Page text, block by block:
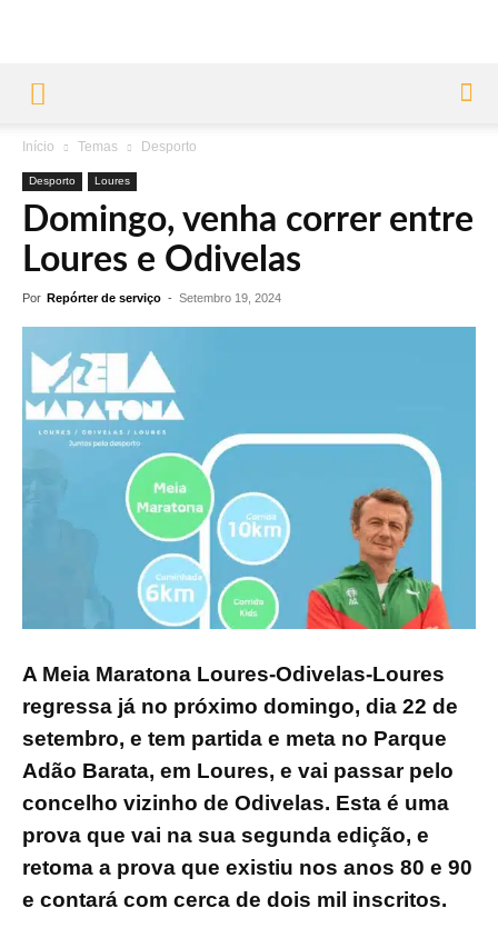
Início Temas Desporto
Desporto Loures
Domingo, venha correr entre
Loures e Odivelas
Por Repórter de serviço - Setembro 19, 2024
A Meia Maratona Loures-Odivelas-Loures
regressa já no próximo domingo, dia 22 de
setembro, e tem partida e meta no Parque
Adão Barata, em Loures, e vai passar pelo
concelho vizinho de Odivelas. Esta é uma
prova que vai na sua segunda edição, e
retoma a prova que existiu nos anos 80 e 90
e contará com cerca de dois mil inscritos.